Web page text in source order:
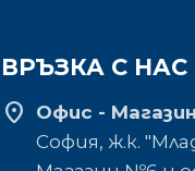
ВРЪЗКА С НАС
location_on
Офис -
София, ж.к.